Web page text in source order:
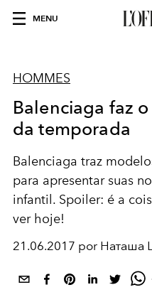
MENU
HOMMES
Balenciaga faz
da temporada
Balenciaga traz
para apresentar suas
infantil. Spoiler: é a
ver hoje!
21.06.2017 por Наташа